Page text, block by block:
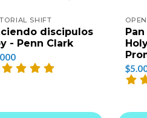
SHIFT
discipulos
- Penn Clark